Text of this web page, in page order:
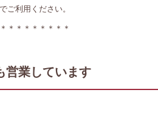
ご利用ください。
＊＊＊＊＊＊＊＊
営業しています